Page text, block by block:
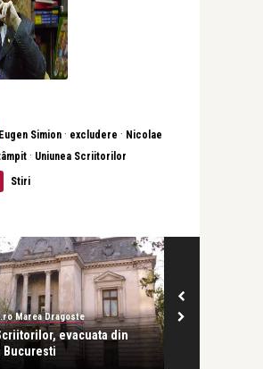
Eugen Simion · excludere · Nicolae
· Uniunea Scriitorilor
Stiri
Marea Dragoste
evacuata din